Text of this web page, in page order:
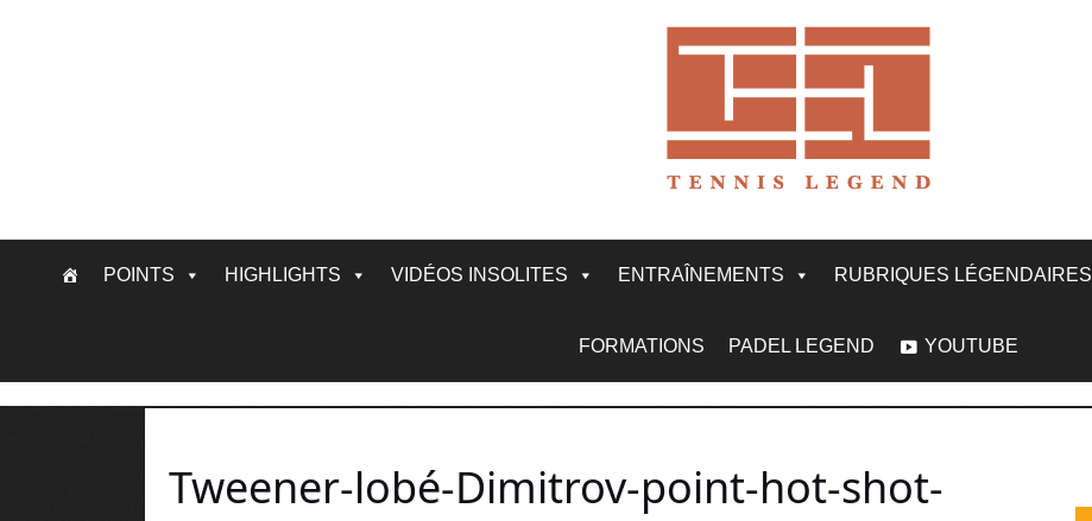
POINTS HIGHLIGHTS VIDÉOS INSOLITES ENTRAÎNEMENTS RUBRIQUES LÉGENDAIRES
FORMATIONS PADEL LEGEND YOUTUBE
Tweener-lobé-Dimitrov-point-hot-shot-